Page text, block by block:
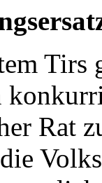
Tirs
Rat